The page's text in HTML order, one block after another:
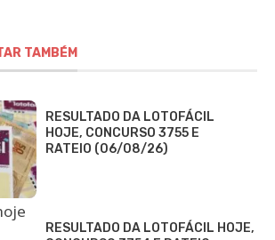
TAMBÉM
RESULTADO DA LOTOFÁCIL
HOJE, CONCURSO 3755 E
RATEIO (06/08/26)
RESULTADO DA LOTOFÁCIL HOJE,